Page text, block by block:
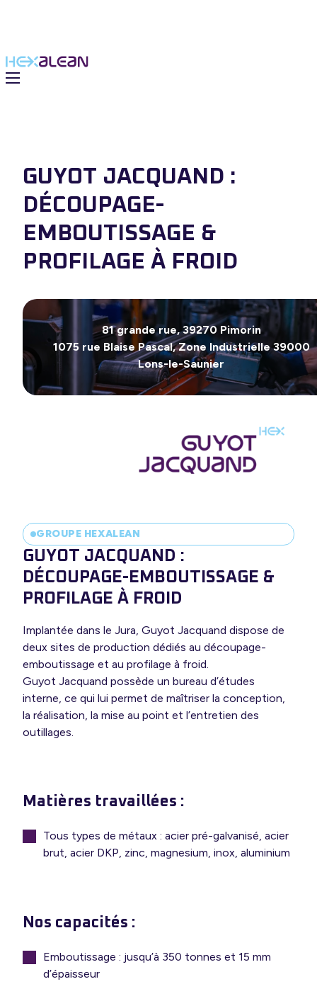
solutions
Groupe
faire
options
GUYOT JACQUAND :
DÉCOUPAGE-
EMBOUTISSAGE &
PROFILAGE À FROID
81 grande rue, 39270 Pimorin
1075 rue Blaise Pascal, Zone Industrielle 39000
Lons-le-Saunier
GROUPE HEXALEAN
GUYOT JACQUAND :
DÉCOUPAGE-EMBOUTISSAGE &
PROFILAGE À FROID
Implantée dans le Jura, Guyot Jacquand dispose de
deux sites de production dédiés au découpage-
emboutissage et au profilage à froid.
Guyot Jacquand possède un bureau d’études
interne, ce qui lui permet de maîtriser la conception,
la réalisation, la mise au point et l’entretien des
outillages.
Matières travaillées :
Tous types de métaux : acier pré-galvanisé, acier
brut, acier DKP, zinc, magnesium, inox, aluminium
Nos capacités :
Emboutissage : jusqu’à 350 tonnes et 15 mm
d’épaisseur